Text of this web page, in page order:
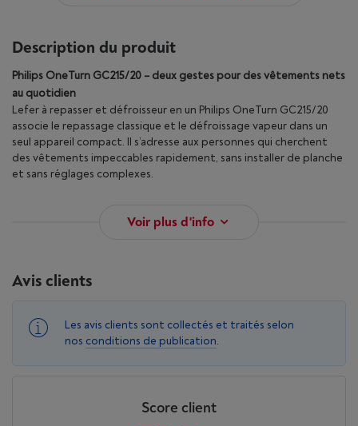
Description du produit
Philips OneTurn GC215/20 – deux gestes pour des vêtements nets
au quotidien
Lefer à repasser et défroisseur en un Philips OneTurn GC215/20
associe le repassage classique et le défroissage vapeur dans un
seul appareil compact. Il s’adresse aux personnes qui cherchent
des vêtements impeccables rapidement, sans installer de planche
et sans réglages complexes.
Voir plus d'info
Avis clients
Les avis clients sont collectés et traités selon
nos conditions de publication.
Score client